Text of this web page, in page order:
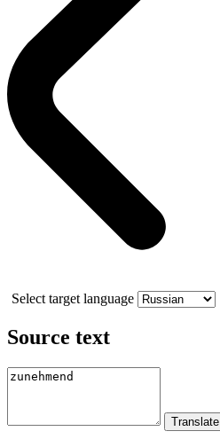
Select target language
Source text